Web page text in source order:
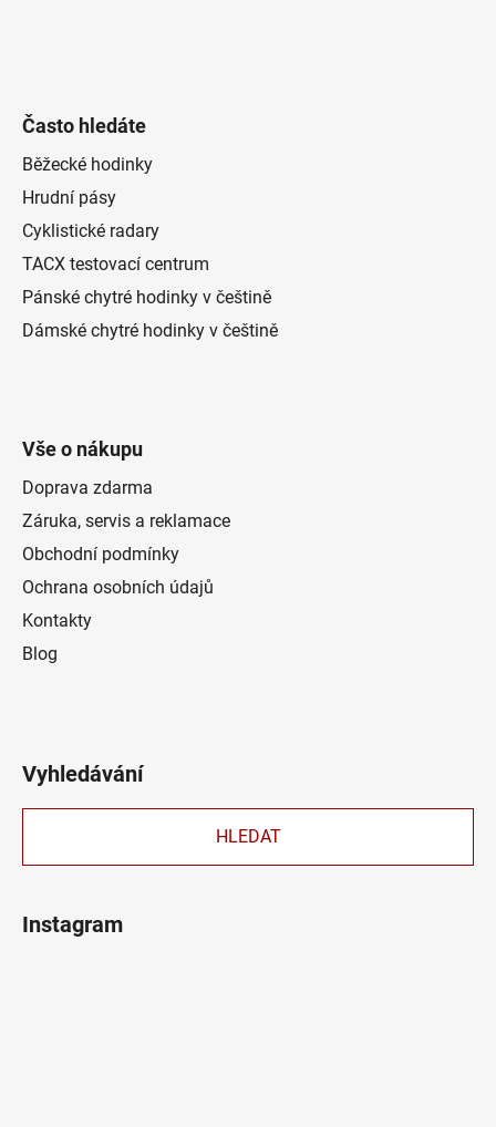
Často hledáte
Běžecké hodinky
Hrudní pásy
Cyklistické radary
TACX testovací centrum
Pánské chytré hodinky v češtině
Dámské chytré hodinky v češtině
Vše o nákupu
Doprava zdarma
Záruka, servis a reklamace
Obchodní podmínky
Ochrana osobních údajů
Kontakty
Blog
Vyhledávání
HLEDAT
Instagram